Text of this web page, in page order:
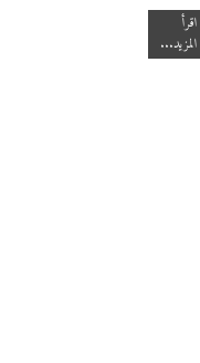
اقرأ
المزيد...